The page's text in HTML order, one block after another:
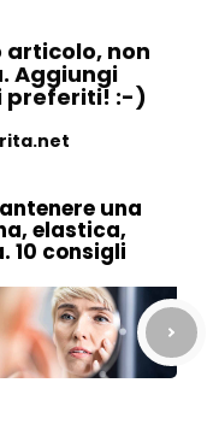
articolo, non
Aggiungi
preferiti! :-)
una
elastica,
10 consigli